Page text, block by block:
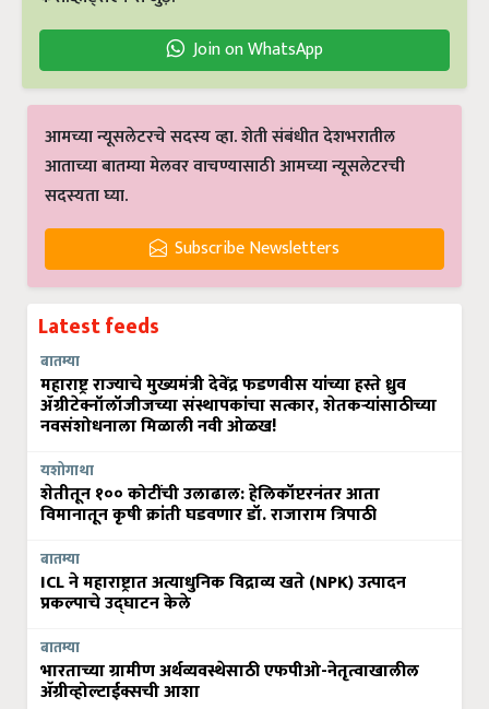
Join on WhatsApp
आमच्या न्यूसलेटरचे सदस्य व्हा. शेती संबंधीत देशभरातील
आताच्या बातम्या मेलवर वाचण्यासाठी आमच्या न्यूसलेटरची
सदस्यता घ्या.
Subscribe Newsletters
Latest feeds
बातम्या
महाराष्ट्र राज्याचे मुख्यमंत्री देवेंद्र फडणवीस यांच्या हस्ते ध्रुव
ॲग्रीटेक्नॉलॉजीजच्या संस्थापकांचा सत्कार, शेतकऱ्यांसाठीच्या
नवसंशोधनाला मिळाली नवी ओळख!
यशोगाथा
शेतीतून १०० कोटींची उलाढाल: हेलिकॉप्टरनंतर आता
विमानातून कृषी क्रांती घडवणार डॉ. राजाराम त्रिपाठी
बातम्या
ICL ने महाराष्ट्रात अत्याधुनिक विद्राव्य खते (NPK) उत्पादन
प्रकल्पाचे उद्घाटन केले
बातम्या
भारताच्या ग्रामीण अर्थव्यवस्थेसाठी एफपीओ-नेतृत्वाखालील
अ‍ॅग्रीव्होल्टाईक्सची आशा